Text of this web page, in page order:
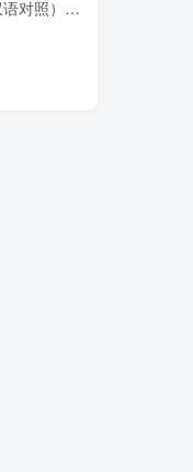
《疯狂动物城》经典台词（中英双语对照）Zootopia